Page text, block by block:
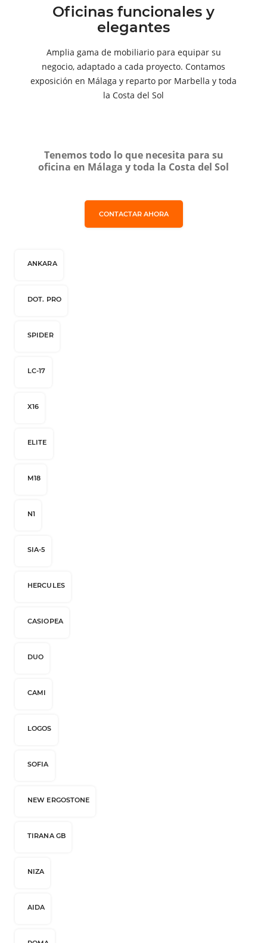
Oficinas funcionales y
elegantes
Amplia gama de mobiliario para equipar su
negocio, adaptado a cada proyecto. Contamos
exposición en Málaga y reparto por Marbella y toda
la Costa del Sol
Tenemos todo lo que necesita para su
oficina en Málaga y toda la Costa del Sol
CONTACTAR AHORA
ANKARA
DOT. PRO
SPIDER
LC-17
X16
ELITE
M18
N1
SIA-5
HERCULES
CASIOPEA
DUO
CAMI
LOGOS
SOFIA
NEW ERGOSTONE
TIRANA GB
NIZA
AIDA